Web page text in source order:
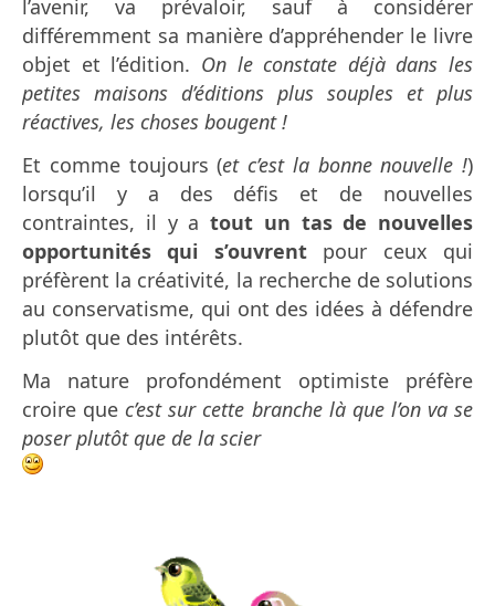
l’avenir, va prévaloir, sauf à considérer
différemment sa manière d’appréhender le livre
objet et l’édition. On le constate déjà dans les
petites maisons d’éditions plus souples et plus
réactives, les choses bougent !
Et comme toujours (et c’est la bonne nouvelle !)
lorsqu’il y a des défis et de nouvelles
contraintes, il y a tout un tas de nouvelles
opportunités qui s’ouvrentpour ceux qui
préfèrent la créativité, la recherche de solutions
au conservatisme, qui ont des idées à défendre
plutôt que des intérêts.
Ma nature profondément optimiste préfère
croire que c’est sur cette branche là que l’on va se
poser plutôt que de la scier